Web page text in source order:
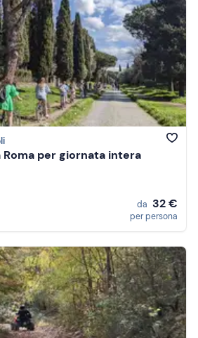
per giornata intera
da 32 €
per persona